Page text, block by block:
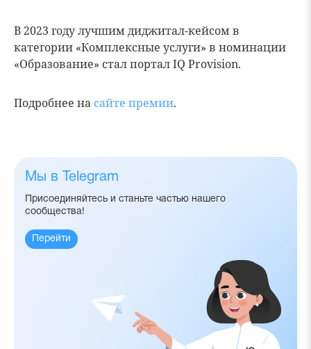
В 2023 году лучшим диджитал-кейсом в
категории «Комплексные услуги» в номинации
«Образование» стал портал IQ Provision.
Подробнее на сайте премии.
Мы в Telegram
Присоединяйтесь и станьте частью нашего
сообщества!
Перейти